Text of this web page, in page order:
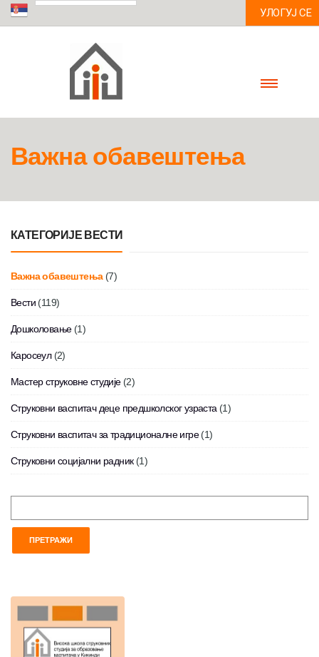
УЛОГУЈ СЕ
Важна обавештења
КАТЕГОРИЈЕ ВЕСТИ
Важна обавештења(7)
Вести (119)
Дошколовање(1)
Каросеул(2)
Мастер струковне студије(2)
Струковни васпитач деце предшколског узраста (1)
Струковни васпитач за традиционалне игре(1)
Струковни социјални радник(1)